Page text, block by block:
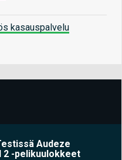
kasauspalvelu
Audeze
2 -pelikuulokkeet